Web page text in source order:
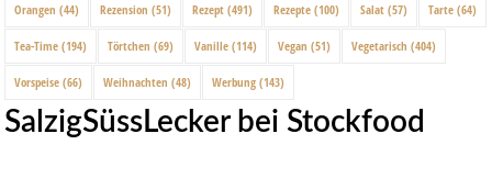
Orangen (44) Rezension (51) Rezept (491) Rezepte (100) Salat (57) Tarte (64)
Tea-Time (194) Törtchen (69) Vanille (114) Vegan (51) Vegetarisch (404)
Vorspeise (66) Weihnachten (48) Werbung (143)
SalzigSüssLecker bei Stockfood